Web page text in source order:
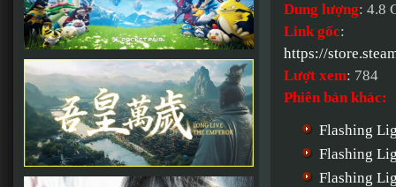
Dung lượng: 4.8
Link gốc:
https://
Lượt xem: 784
Phiên bản khác:
Flashing
Flashing
Flashing